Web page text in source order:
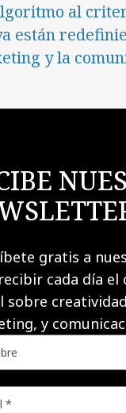
al
están
y la
gratis a
cada día el
sobre
y